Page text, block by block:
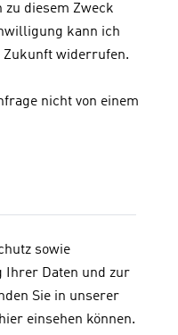
zu diesem Zweck
kann ich
widerrufen.
nicht von einem
sowie
Ihrer Daten und zur
Sie in unserer
hier einsehen können.